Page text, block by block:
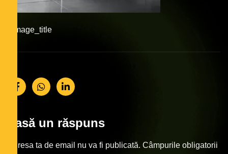
#image_title
Lasă un răspuns
Adresa ta de email nu va fi publicată. Câmpurile obligatorii